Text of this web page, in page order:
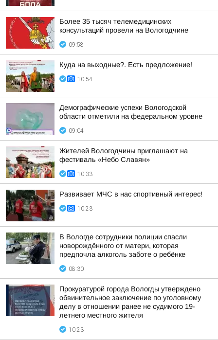
Более 35 тысяч телемедицинских
консультаций провели на Вологодчине
09:58
Куда на выходные?. Есть предложение!
10:54
Демографические успехи Вологодской
области отметили на федеральном уровне
09:04
Жителей Вологодчины приглашают на
фестиваль «Небо Славян»
10:33
Развивает МЧС в нас спортивный интерес!
10:23
В Вологде сотрудники полиции спасли
новорождённого от матери, которая
предпочла алкоголь заботе о ребёнке
08:30
Прокуратурой города Вологды утверждено
обвинительное заключение по уголовному
делу в отношении ранее не судимого 19-
летнего местного жителя
10:23